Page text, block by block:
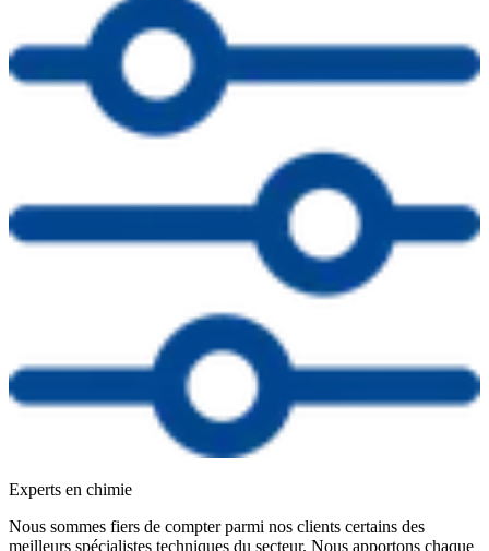
Experts en chimie
Nous sommes fiers de compter parmi nos clients certains des
meilleurs spécialistes techniques du secteur. Nous apportons chaque